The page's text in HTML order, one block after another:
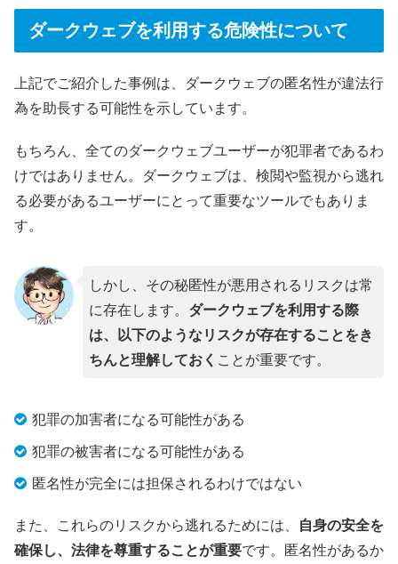
ダークウェブを利用する危険性について
上記でご紹介した事例は、ダークウェブの匿名性が違法行
為を助長する可能性を示しています。
もちろん、全てのダークウェブユーザーが犯罪者であるわ
けではありません。ダークウェブは、検閲や監視から逃れ
る必要があるユーザーにとって重要なツールでもありま
す。
しかし、その秘匿性が悪用されるリスクは常
に存在します。 ダークウェブを利用する際
は、以下のようなリスクが存在することをき
ちんと理解しておく ことが重要です。
犯罪の加害者になる可能性がある
犯罪の被害者になる可能性がある
匿名性が完全には担保されるわけではない
また、これらのリスクから逃れるためには、 自身の安全を
確保し、法律を尊重することが重要です。匿名性があるか